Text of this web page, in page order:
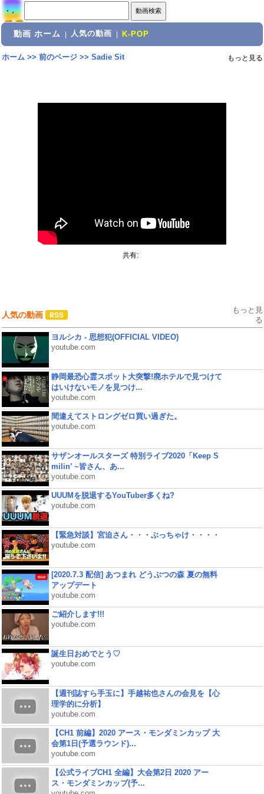
動画 ホーム 人気の動画 K-POP
ホーム>> 前のページ>> Sadie Sit もっと見る
共有:
人気の動画
もっと見
る
ヨルシカ - 思想犯(OFFICIAL VIDEO)
youtube.com
静岡最恐心霊スポット大突撃!廃ホテルで見つけて
はいけないモノを見つけ...
youtube.com
間違えてストロングゼロ買い過ぎた。
youtube.com
サザンオールスターズ 特別ライブ2020「Keep S
milin’ ~皆さん、あ...
youtube.com
UUUMを脱退するYouTuber多くね?
youtube.com
【緊急対談】宮迫さん・・・ぶっちゃけ・・・・
youtube.com
[2020.7.3 配信] あつまれ どうぶつの森 夏の無料
アップデート
youtube.com
ご紹介します!!!
youtube.com
誕生日おめでとう♡
youtube.com
【週刊誌すら手玉に】手越祐也さんの会見を【心
理学的に分析】
youtube.com
【CH1 前編】2020 アース・モンダミンカップ 大
会第1日(予選ラウンド)...
youtube.com
【公式ライブCH1 全編】大会第2日 2020 アー
ス・モンダミンカップ(予...